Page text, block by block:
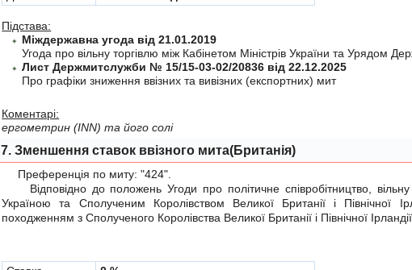
Підстава:
Міждержавна угода від 21.01.2019
Угода про вiльну торгiвлю мiж Кабiнетом Мiнiстрiв України та Урядом
Лист Держмитслужби № 15/15-03-02/20836 від 22.12.2025
Про графiки зниження ввiзних та вивiзних (експортних) мит
Коментарі:
ергометрин (ІNN) та його солі
7. Зменшення ставок ввізного мита(Британія)
Преференція по миту:"424"
Відповідно до положеньУгоди про політичне співробітництво,
Україною та Сполученим Королівством Великої Британії і Північної
походженням з Сполученого Королівства Великої Британії і Північної